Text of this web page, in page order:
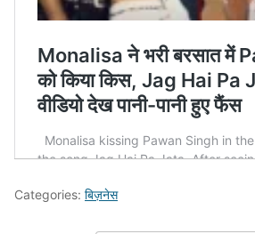
Categories: बिज़नेस